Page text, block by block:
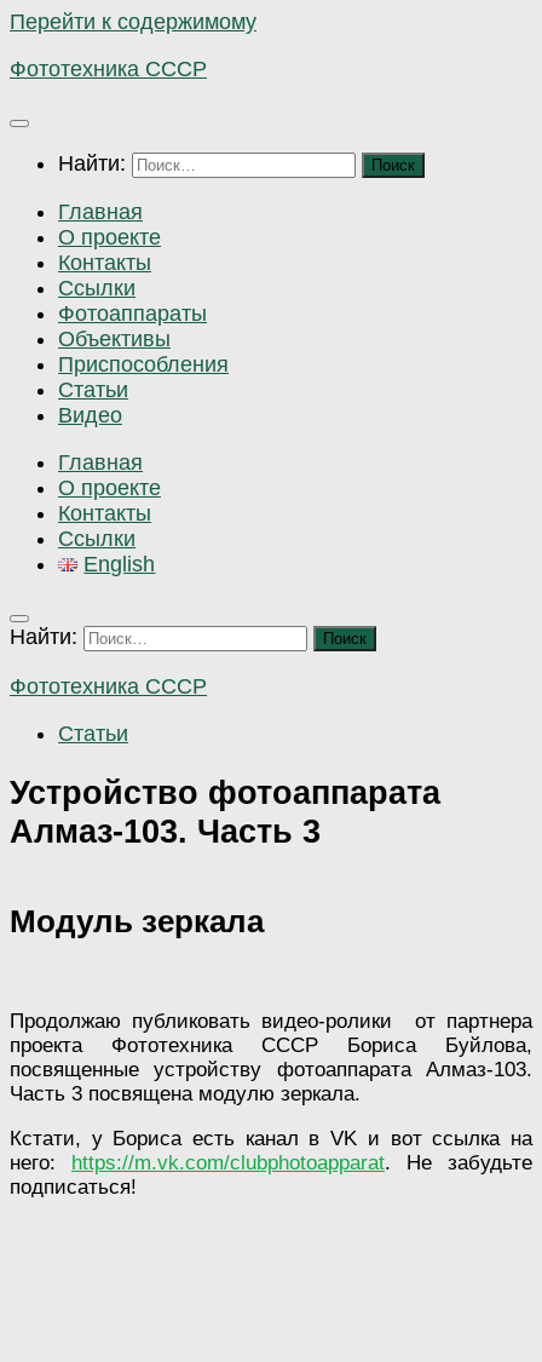
Перейти к содержимому
Фототехника СССР
Найти:
Главная
О проекте
Контакты
Ссылки
Фотоаппараты
Объективы
Приспособления
Статьи
Видео
Главная
О проекте
Контакты
Ссылки
English
Найти:
Фототехника СССР
Статьи
Устройство фотоаппарата
Алмаз-103. Часть 3
Модуль зеркала
Продолжаю публиковать видео-ролики от партнера
проекта Фототехника СССР Бориса Буйлова,
посвященные устройству фотоаппарата Алмаз-103.
Часть 3 посвящена модулю зеркала.
Кстати, у Бориса есть канал в VK и вот ссылка на
него: https://m.vk.com/clubphotoapparat. Не забудьте
подписаться!